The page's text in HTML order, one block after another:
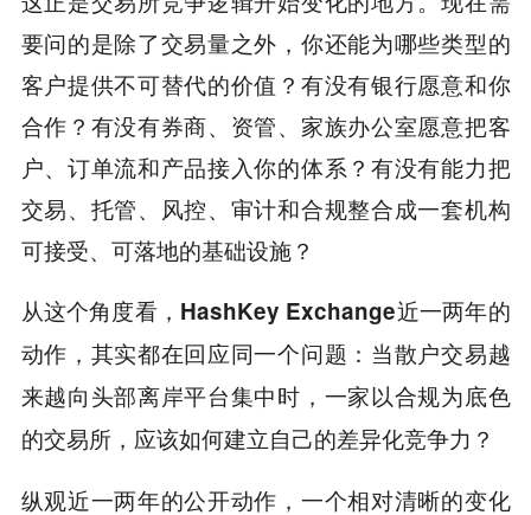
要问的是除了交易量之外，你还能为哪些类型的
客户提供不可替代的价值？有没有银行愿意和你
合作？有没有券商、资管、家族办公室愿意把客
户、订单流和产品接入你的体系？有没有能力把
交易、托管、风控、审计和合规整合成一套机构
可接受、可落地的基础设施？
从这个角度看， HashKey Exchange近一两年的
动作，其实都在回应同一个问题：当散户交易越
来越向头部离岸平台集中时，一家以合规为底色
的交易所，应该如何建立自己的差异化竞争力？
纵观近一两年的公开动作，一个相对清晰的变化